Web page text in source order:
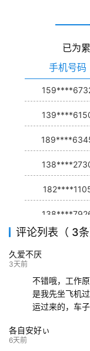
已为
手机号码
评论列表（ 3条
久爱不厌
3天前
不错哦，工作
是我先坐飞机
运过来的，车
各自安好ぃ
6天前